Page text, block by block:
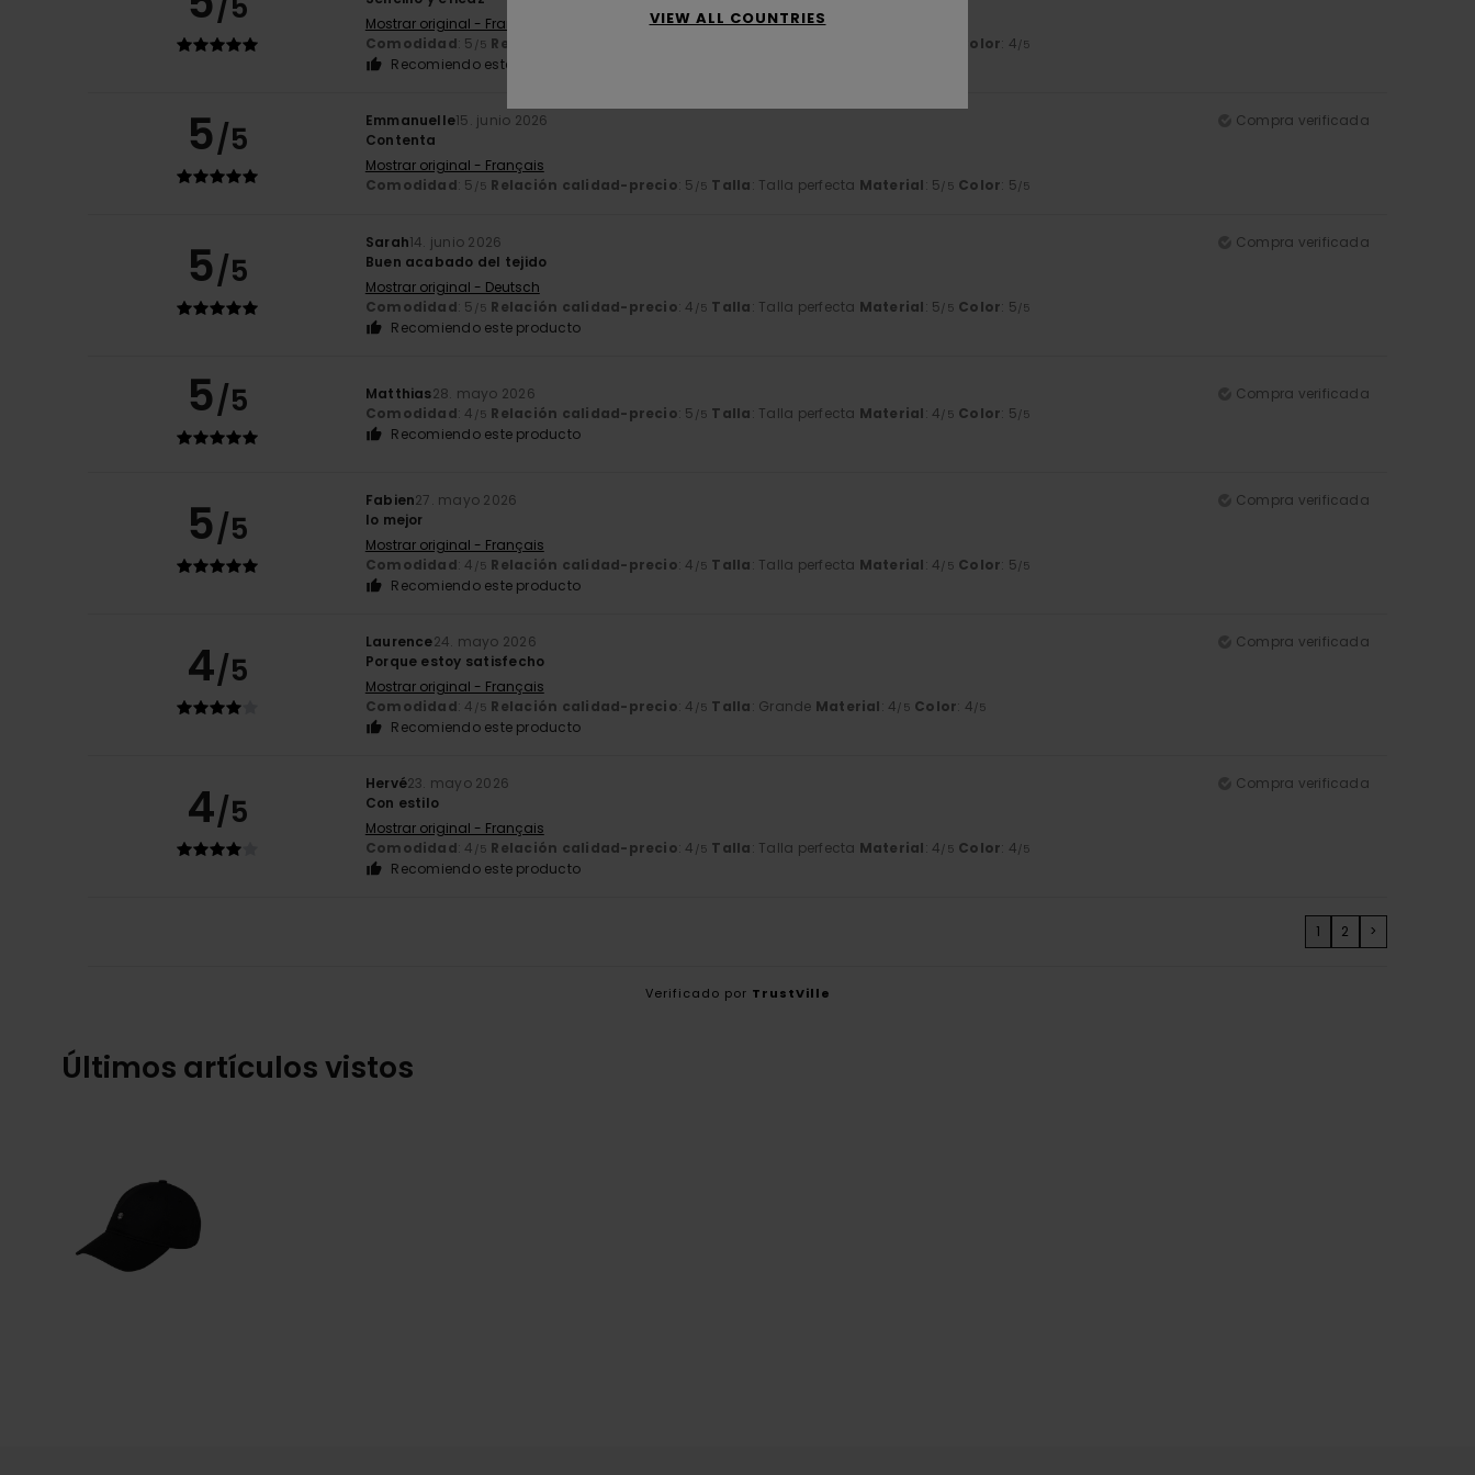
/5
Mostrar original - Français
Comodidad: 5 /5 Relación calidad-precio Color: 4/5
Recomiendo este producto
5/5 Emmanuelle15. junio 2026
Compra verificada
Contenta
Mostrar original - Français
Comodidad: 5 /5 Relación calidad-precio: 5 /5 Talla: Talla perfecta Material: 5/5 Color: 5/5
5/5
Sarah14. junio 2026
Compra verificada
Buen acabado del tejido
Mostrar original - Deutsch
Comodidad: 5 /5 Relación calidad-precio: 4 /5 Talla: Talla perfecta Material: 5/5 Color: 5/5
Recomiendo este producto
5/5 Matthias28. mayo 2026
Compra verificada
Comodidad: 4 /5 Relación calidad-precio: 5 /5 Talla: Talla perfecta Material: 4/5 Color: 5/5
Recomiendo este producto
5/5
Fabien27. mayo 2026
Compra verificada
lo mejor
Mostrar original - Français
Comodidad: 4 /5 Relación calidad-precio: 4 /5 Talla: Talla perfecta Material: 4/5 Color: 5/5
Recomiendo este producto
4/5
Laurence24. mayo 2026
Compra verificada
Porque estoy satisfecho
Mostrar original - Français
Comodidad: 4 /5 Relación calidad-precio: 4 /5 Talla: Grande Material: 4/5 Color: 4/5
Recomiendo este producto
4/5
Hervé23. mayo 2026
Compra verificada
Con estilo
Mostrar original - Français
Comodidad: 4 /5 Relación calidad-precio: 4 /5 Talla: Talla perfecta Material: 4/5 Color: 4/5
Recomiendo este producto
1 2 >
Verificado por TrustVille
Últimos artículos vistos
VIEW ALL COUNTRIES